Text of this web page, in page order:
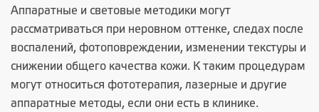
Аппаратные и световые методики могут
рассматриваться при неровном оттенке, следах после
воспалений, фотоповреждении, изменении текстуры и
снижении общего качества кожи. К таким процедурам
могут относиться фототерапия, лазерные и другие
аппаратные методы, если они есть в клинике.